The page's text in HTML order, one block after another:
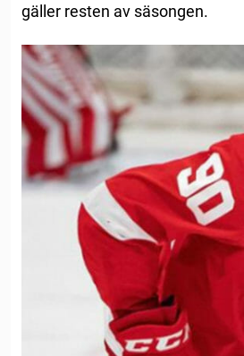
gäller resten av säsongen.